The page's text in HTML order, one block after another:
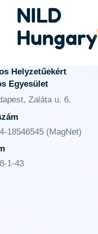
NILD
Hungary
Helyzetűekért
Egyesület
Zaláta u. 6.
18546545 (MagNet)
1-43